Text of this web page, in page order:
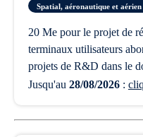
Spatial, aéronautique et aérien
20 Me pour le projet de réparation industrielle pour des
terminaux utilisateurs
projets de R&D dans le
Jusqu'au 28/08/2026 :